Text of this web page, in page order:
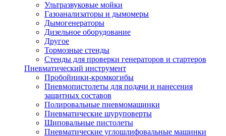
Ультразвуковые мойки
Газоанализаторы и дымомеры
Дымогенераторы
Дизельное оборудование
Другое
Тормозные стенды
Стенды для проверки генераторов и стартеров
Пневматический инструмент
Пробойники-кромкогибы
Пневмопистолеты для подачи и нанесения
защитных составов
Полировальные пневмомашинки
Пневматические шуруповерты
Шиповальные пистолеты
Пневматические углошлифовальные машинки